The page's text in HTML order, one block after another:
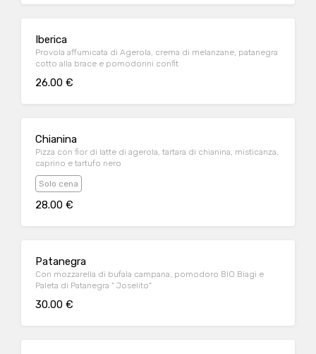
Iberica
Provola affumicata di Agerola, crema di melanzane, patanegra
cotto alla brace e pomodorini confit
26.00 €
Chianina
Pizza con fior di latte di agerola, tartara di chianina, misticanza,
caprino e tartufo nero
Solo cena
28.00 €
Patanegra
Con mozzarella di bufala campana, pomodoro BIO Biagi e
Paleta di Patanegra " Joselito"
30.00 €